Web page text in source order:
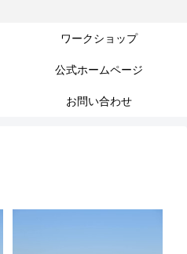
ワークショップ
公式ホームページ
お問い合わせ